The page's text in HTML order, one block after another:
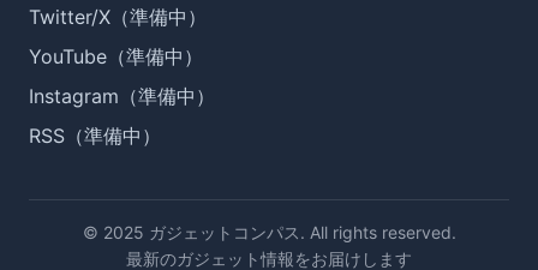
Twitter/X（準備中）
YouTube（準備中）
Instagram（準備中）
RSS（準備中）
© 2025 ガジェットコンパス. All rights reserved.
最新のガジェット情報をお届けします